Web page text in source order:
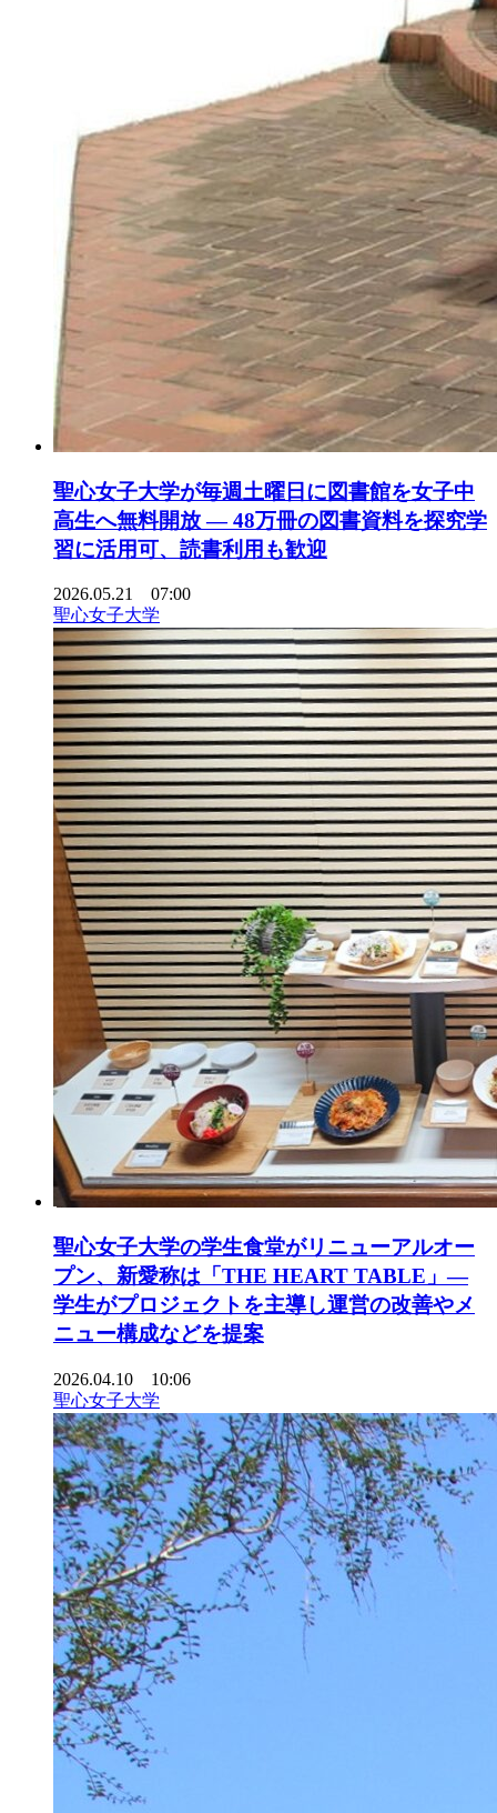
聖心女子大学が毎週土曜日に図書館を女子中
高生へ無料開放 ― 48万冊の図書資料を探究学
習に活用可、読書利用も歓迎
2026.05.21 07:00
聖心女子大学
聖心女子大学の学生食堂がリニューアルオー
プン、新愛称は「THE HEART TABLE」―
学生がプロジェクトを主導し運営の改善やメ
ニュー構成などを提案
2026.04.10 10:06
聖心女子大学